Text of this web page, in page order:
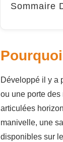
Sommaire
Développé il y a
ou une porte
articulées
manivelle, une
disponibles sur